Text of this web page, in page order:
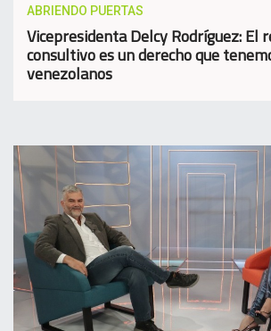
ABRIENDO PUERTAS
Vicepresidenta Delcy Rodríguez: El
consultivo es un derecho que
venezolanos